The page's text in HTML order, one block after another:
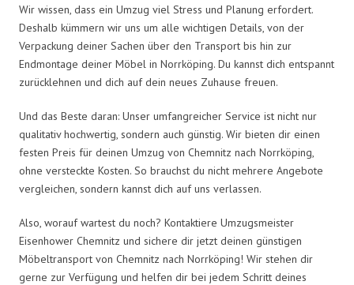
Wir wissen, dass ein Umzug viel Stress und Planung erfordert.
Deshalb kümmern wir uns um alle wichtigen Details, von der
Verpackung deiner Sachen über den Transport bis hin zur
Endmontage deiner Möbel in Norrköping. Du kannst dich entspannt
zurücklehnen und dich auf dein neues Zuhause freuen.
Und das Beste daran: Unser umfangreicher Service ist nicht nur
qualitativ hochwertig, sondern auch günstig. Wir bieten dir einen
festen Preis für deinen Umzug von Chemnitz nach Norrköping,
ohne versteckte Kosten. So brauchst du nicht mehrere Angebote
vergleichen, sondern kannst dich auf uns verlassen.
Also, worauf wartest du noch? Kontaktiere Umzugsmeister
Eisenhower Chemnitz und sichere dir jetzt deinen günstigen
Möbeltransport von Chemnitz nach Norrköping! Wir stehen dir
gerne zur Verfügung und helfen dir bei jedem Schritt deines